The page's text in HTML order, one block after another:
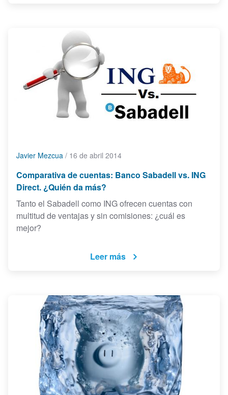
Javier Mezcua / 16 de abril 2014
Comparativa de cuentas: Banco Sabadell vs. ING
Direct. ¿Quién da más?
Tanto el Sabadell como ING ofrecen cuentas con
multitud de ventajas y sin comisiones: ¿cuál es
mejor?
Leer más